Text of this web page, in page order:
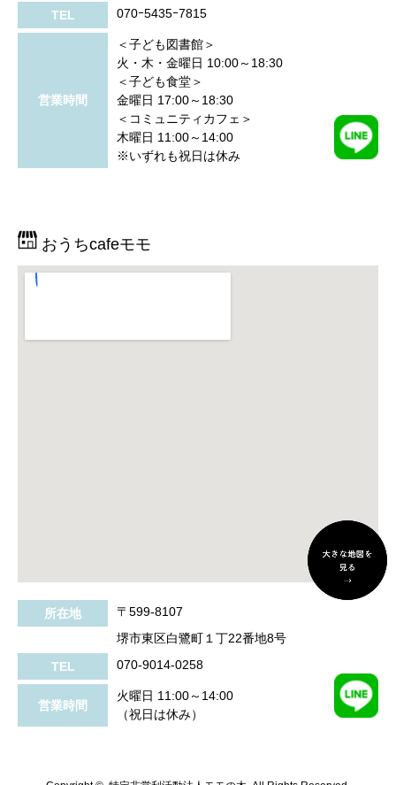
TEL
070ｰ5435ｰ7815
営業時間
＜子ども図書館＞
火・木・金曜日 10:00～18:30
＜子ども食堂＞
金曜日 17:00～18:30
＜コミュニティカフェ＞
木曜日 11:00～14:00
※いずれも祝日は休み
おうちcafeモモ
所在地
〒599-8107
堺市東区白鷺町１丁22番地8号
TEL
070-9014-0258
営業時間
火曜日 11:00～14:00
（祝日は休み）